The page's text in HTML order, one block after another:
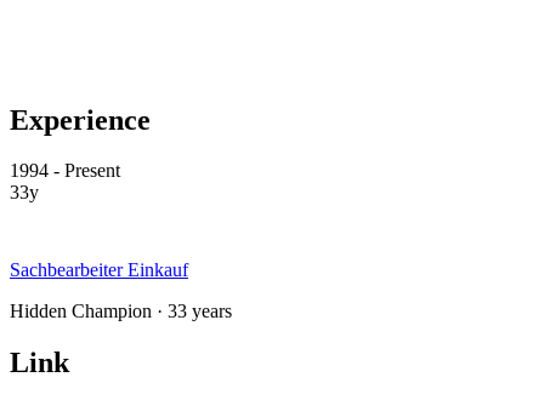
Experience
1994 - Present
33y
Sachbearbeiter Einkauf
Hidden Champion · 33 years
Link